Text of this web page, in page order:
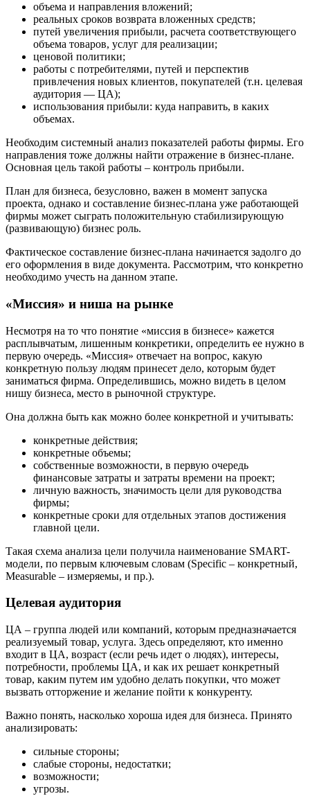
объема и направления вложений;
реальных сроков возврата вложенных средств;
путей увеличения прибыли, расчета соответствующего
объема товаров, услуг для реализации;
ценовой политики;
работы с потребителями, путей и перспектив
привлечения новых клиентов, покупателей (т.н. целевая
аудитория — ЦА);
использования прибыли: куда направить, в каких
объемах.
Необходим системный анализ показателей работы фирмы. Его
направления тоже должны найти отражение в бизнес-плане.
Основная цель такой работы – контроль прибыли.
План для бизнеса, безусловно, важен в момент запуска
проекта, однако и составление бизнес-плана уже работающей
фирмы может сыграть положительную стабилизирующую
(развивающую) бизнес роль.
Фактическое составление бизнес-плана начинается задолго до
его оформления в виде документа. Рассмотрим, что конкретно
необходимо учесть на данном этапе.
«Миссия» и ниша на рынке
Несмотря на то что понятие «миссия в бизнесе» кажется
расплывчатым, лишенным конкретики, определить ее нужно в
первую очередь. «Миссия» отвечает на вопрос, какую
конкретную пользу людям принесет дело, которым будет
заниматься фирма. Определившись, можно видеть в целом
нишу бизнеса, место в рыночной структуре.
Она должна быть как можно более конкретной и учитывать:
конкретные действия;
конкретные объемы;
собственные возможности, в первую очередь
финансовые затраты и затраты времени на проект;
личную важность, значимость цели для руководства
фирмы;
конкретные сроки для отдельных этапов достижения
главной цели.
Такая схема анализа цели получила наименование SMART-
модели, по первым ключевым словам (Specific – конкретный,
Measurable – измеряемы, и пр.).
Целевая аудитория
ЦА – группа людей или компаний, которым предназначается
реализуемый товар, услуга. Здесь определяют, кто именно
входит в ЦА, возраст (если речь идет о людях), интересы,
потребности, проблемы ЦА, и как их решает конкретный
товар, каким путем им удобно делать покупки, что может
вызвать отторжение и желание пойти к конкуренту.
Важно понять, насколько хороша идея для бизнеса. Принято
анализировать:
сильные стороны;
слабые стороны, недостатки;
возможности;
угрозы.